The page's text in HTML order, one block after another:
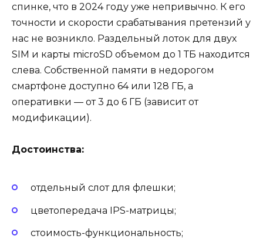
спинке, что в 2024 году уже непривычно. К его
точности и скорости срабатывания претензий у
нас не возникло. Раздельный лоток для двух
SIM и карты microSD объемом до 1 ТБ находится
слева. Собственной памяти в недорогом
смартфоне доступно 64 или 128 ГБ, а
оперативки — от 3 до 6 ГБ (зависит от
модификации).
Достоинства:
отдельный слот для флешки;
цветопередача IPS-матрицы;
стоимость-функциональность;